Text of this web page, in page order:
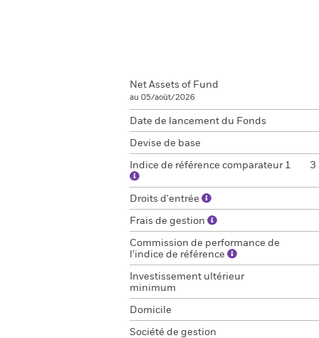
Net Assets of Fund
au 05/août/2026
Date de lancement du Fonds
Devise de base
Indice de référence comparateur 1
3
Droits d'entrée
Frais de gestion
Commission de performance de
l'indice de référence
Investissement ultérieur
minimum
Domicile
Société de gestion